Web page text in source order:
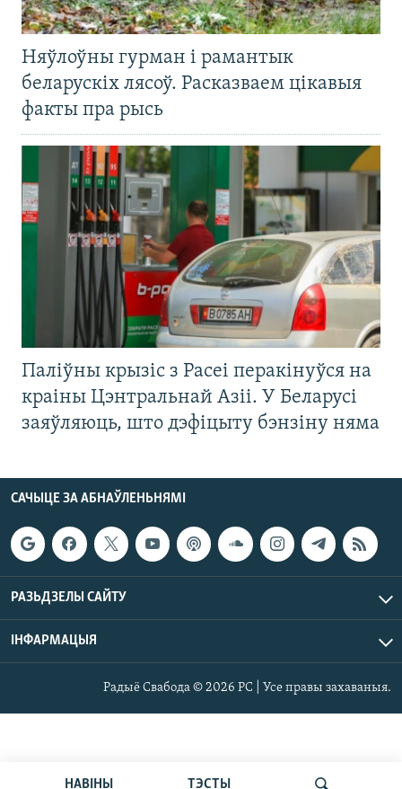
НАВІНЫ ТЭСТЫ
Няўлоўны гурман і рамантык
беларускіх лясоў. Расказваем цікавыя
факты пра рысь
Паліўны крызіс з Расеі перакінуўся на
краіны Цэнтральнай Азіі. У Беларусі
заяўляюць, што дэфіцыту бэнзіну няма
САЧЫЦЕ ЗА АБНАЎЛЕНЬНЯМІ
РАЗЬДЗЕЛЫ САЙТУ
ІНФАРМАЦЫЯ
Радыё Свабода © 2026 РС | Усе правы захаваныя.